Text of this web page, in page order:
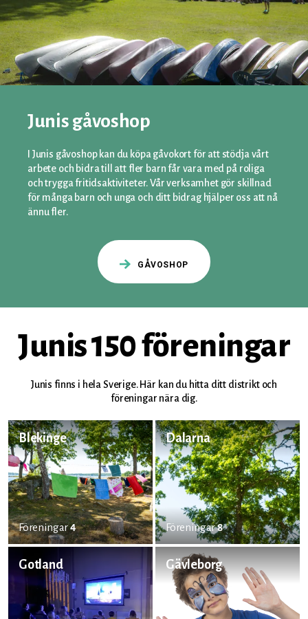
Junis gåvoshop
I Junis gåvoshop kan du köpa gåvokort för att stödja vårt
arbete och bidra till att fler barn får vara med på roliga
och trygga fritidsaktiviteter. Vår verksamhet gör skillnad
för många barn och unga och ditt bidrag hjälper oss att nå
ännu fler.
GÅVOSHOP
Junis 150 föreningar
Junis finns i hela Sverige. Här kan du hitta ditt distrikt och
föreningar nära dig.
Blekinge
Föreningar4
Dalarna
Föreningar8
Gotland Gävleborg